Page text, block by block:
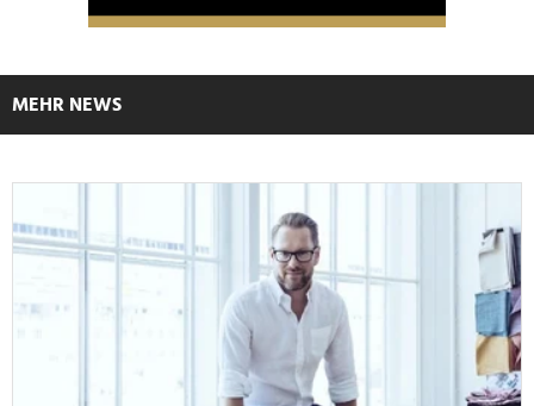
MEHR NEWS